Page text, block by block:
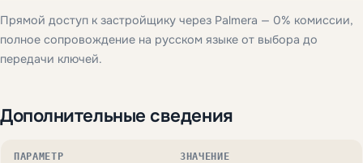
Прямой доступ к застройщику через Palmera — 0% комиссии,
полное сопровождение на русском языке от выбора до
передачи ключей.
Дополнительные сведения
ПАРАМЕТР ЗНАЧЕНИЕ